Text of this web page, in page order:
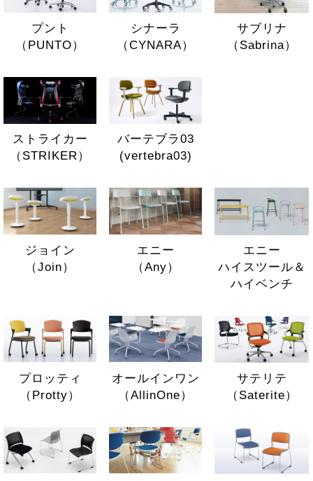
プント
（PUNTO）
シナーラ
（CYNARA）
サブリナ
（Sabrina）
ストライカー
（STRIKER）
バーテブラ03
(vertebra03)
ジョイン
（Join）
エニー
（Any）
エニー
ハイスツール＆
ハイベンチ
プロッティ
（Protty）
オールインワン
（AllinOne）
サテリテ
（Saterite）